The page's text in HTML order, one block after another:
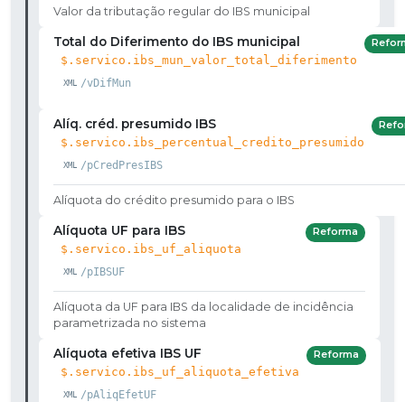
Valor da tributação regular do IBS municipal
Total do Diferimento do IBS municipal
$.servico.ibs_mun_valor_total_diferimento
/vDifMun
Alíq. créd. presumido IBS
$.servico.ibs_percentual_credito_presumido
/pCredPresIBS
Alíquota do crédito presumido para o IBS
Alíquota UF para IBS
$.servico.ibs_uf_aliquota
/pIBSUF
Reforma
Alíquota da UF para IBS da localidade de incidência
parametrizada no sistema
Alíquota efetiva IBS UF
$.servico.ibs_uf_aliquota_efetiva
/pAliqEfetUF
Reforma